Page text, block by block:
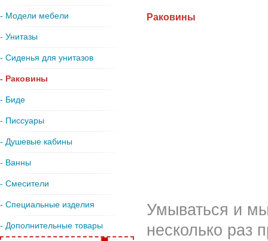
- Модели мебели
- Унитазы
- Сиденья для унитазов
- Раковины
- Биде
- Писсуары
- Душевые кабины
- Ванны
- Смесители
- Специальные изделия
- Дополнительные товары
Раковины
Умываться и
несколько раз